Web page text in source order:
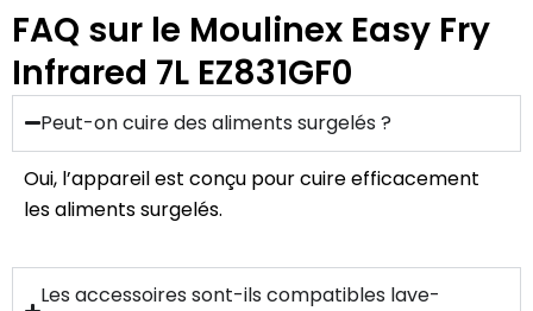
FAQ sur le Moulinex Easy Fry
Infrared 7L EZ831GF0
Peut-on cuire des aliments surgelés ?
Oui, l’appareil est conçu pour cuire efficacement
les aliments surgelés.
Les accessoires sont-ils compatibles lave-